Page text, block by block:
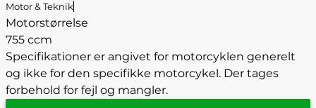
Motor & Teknik
Motorstørrelse
755 ccm
Specifikationer er angivet for motorcyklen generelt
og ikke for den specifikke motorcykel. Der tages
forbehold for fejl og mangler.